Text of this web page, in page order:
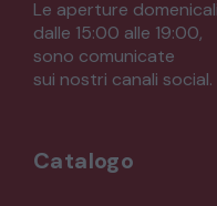
Le aperture
dalle 15:00 alle 19:00,
sono comunicate
sui nostri canali social.
Catalogo